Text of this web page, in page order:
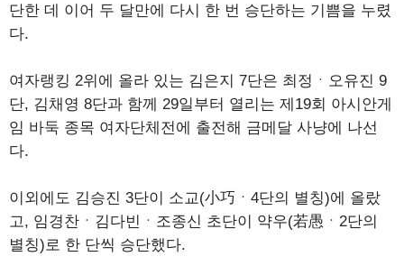
단한 데 이어 두 달만에 다시 한 번 승단하는 기쁨을 누렸
다.
여자랭킹 2위에 올라 있는 김은지 7단은 최정ㆍ오유진 9
단, 김채영 8단과 함께 29일부터 열리는 제19회 아시안게
임 바둑 종목 여자단체전에 출전해 금메달 사냥에 나선
다.
이외에도 김승진 3단이 소교(小巧ㆍ4단의 별칭)에 올랐
고, 임경찬ㆍ김다빈ㆍ조종신 초단이 약우(若愚ㆍ2단의
별칭)로 한 단씩 승단했다.